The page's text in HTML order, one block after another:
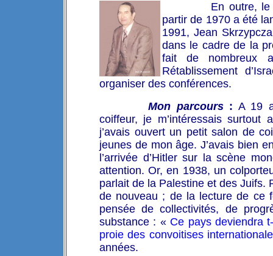
En outre,
partir de 1970 a été
1991, Jean
dans le cadre de la
fait de nombreux
Rétablissement
organiser des conférences.
Mon parcours: A 19
coiffeur, je m’intéressais
j’avais ouvert un petit salon de
jeunes de mon âge. J’avais bien
l’arrivée d’Hitler sur la scène
attention. Or, en 1938, un
parlait de la Palestine et des Juifs.
de nouveau ; de la lecture de ce
pensée de collectivités, de
substance : « Ce pays deviendra
proie des convoitises
années.